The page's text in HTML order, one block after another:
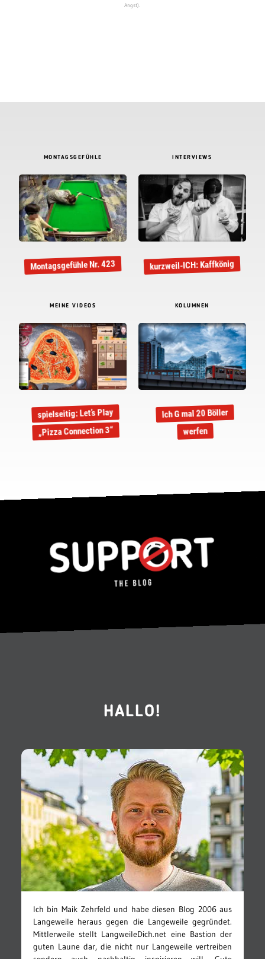
Angst).
MONTAGSGEFÜHLE
Montagsgefühle Nr. 423
INTERVIEWS
kurzweil-ICH: Kaffkönig
MEINE VIDEOS
spielseitig: Let’s Play
„Pizza Connection 3“
KOLUMNEN
Ich G mal 20 Böller
werfen
HALLO!
Ich bin Maik Zehrfeld und habe diesen Blog 2006 aus
Langeweile heraus gegen die Langeweile gegründet.
Mittlerweile stellt LangweileDich.net eine Bastion der
guten Laune dar, die nicht nur Langeweile vertreiben